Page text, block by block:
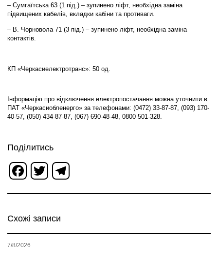
– Сумгаїтська 63 (1 під.) – зупинено ліфт, необхідна заміна
підвищених кабелів, вкладки кабіни та противаги.
– В. Чорновола 71 (3 під.) – зупинено ліфт, необхідна заміна
контактів.
КП «Черкасиелектротранс»: 50 од.
Інформацію про відключення електропостачання можна уточнити в
ПАТ «Черкасиобленерго» за телефонами: (0472) 33-87-87, (093) 170-
40-57, (050) 434-87-87, (067) 690-48-48, 0800 501-328.
Поділитись
Facebook
Twitter
Схожі записи
7/8/2026